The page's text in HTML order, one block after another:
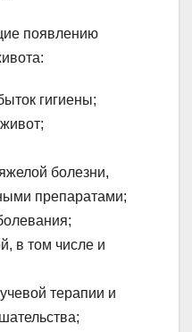
появлению
гигиены;
болезни,
препаратами;
в том числе и
терапии и